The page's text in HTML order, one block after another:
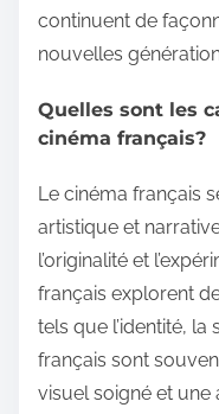
continuent de
nouvelles
Quelles sont les
cinéma français?
Le cinéma français
artistique et
l’originalité et
français explorent
tels que l’identité, la
français sont
visuel soigné et